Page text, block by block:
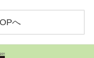
へ